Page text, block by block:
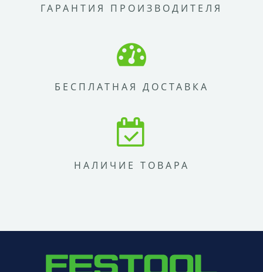
ГАРАНТИЯ ПРОИЗВОДИТЕЛЯ
БЕСПЛАТНАЯ ДОСТАВКА
НАЛИЧИЕ ТОВАРА